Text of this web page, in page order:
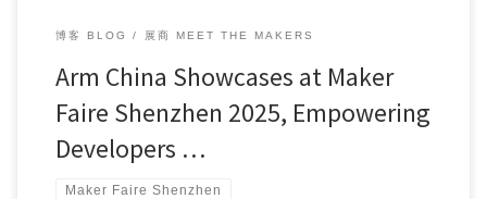
博客 BLOG 展商 MEET THE MAKERS
Arm China Showcases at Maker
Faire Shenzhen 2025, Empowering
Developers …
Maker Faire Shenzhen